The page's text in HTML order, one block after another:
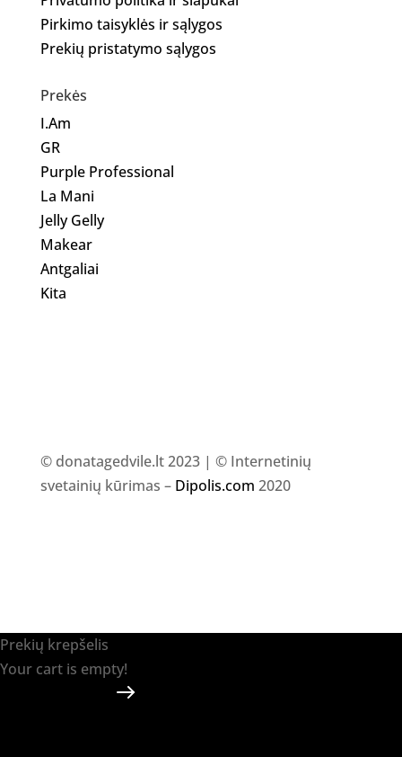
Pirkimo taisyklės ir sąlygos
Prekių pristatymo sąlygos
Prekės
I.Am
GR
Purple Professional
La Mani
Jelly Gelly
Makear
Antgaliai
Kita
© donatagedvile.lt 2023 | © Internetinių
svetainių kūrimas – Dipolis.com 2020
Prekių krepšelis
Your cart is empty!